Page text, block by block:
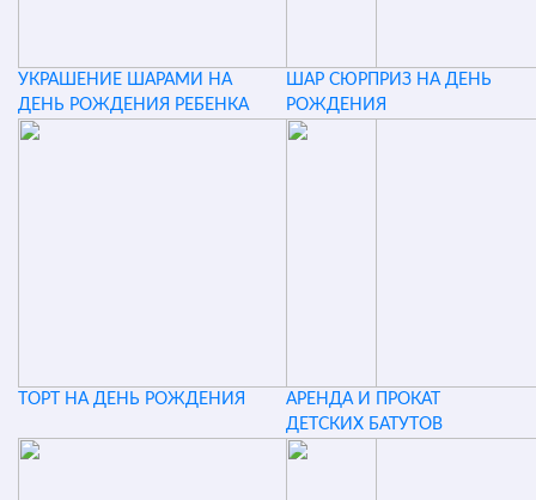
УКРАШЕНИЕ ШАРАМИ НА
ДЕНЬ РОЖДЕНИЯ РЕБЕНКА
ШАР СЮРПРИЗ НА ДЕНЬ
РОЖДЕНИЯ
ТОРТ НА ДЕНЬ РОЖДЕНИЯ
АРЕНДА И ПРОКАТ
ДЕТСКИХ БАТУТОВ